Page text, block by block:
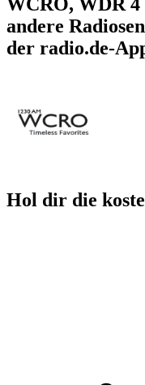
andere
der radio.de-
Hol dir die